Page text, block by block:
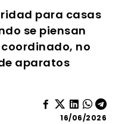
para casas
se piensan
no
aparatos
16/06/2026